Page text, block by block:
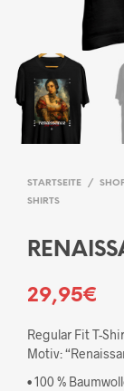
STARTSEITE /
SHIRTS
29,95€
Regular Fit T-
Motiv:
• 100 %